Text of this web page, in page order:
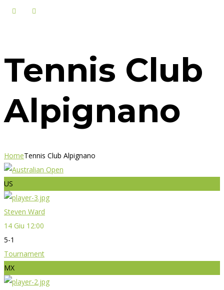
Tennis Club
Alpignano
HomeTennis Club Alpignano
US
Steven Ward
14 Giu 12:00
5-1
Tournament
MX